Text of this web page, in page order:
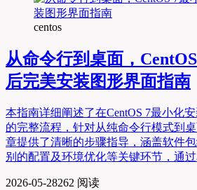
centos
从命令行到桌面，
后完美安装图形界面指南
本指南详细阐述了在CentOS 7最小化
的完整流程，针对从纯命令行模式到
章提供了清晰的步骤指导，涵盖软件
别的配置及环境优化等关键环节，通
2026-05-28262 阅读